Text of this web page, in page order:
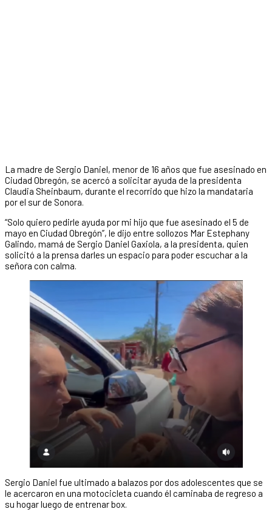
La madre de Sergio Daniel, menor de 16 años que fue asesinado en
Ciudad Obregón, se acercó a solicitar ayuda de la presidenta
Claudia Sheinbaum, durante el recorrido que hizo la mandataria
por el sur de Sonora.
“Solo quiero pedirle ayuda por mi hijo que fue asesinado el 5 de
mayo en Ciudad Obregón”, le dijo entre sollozos Mar Estephany
Galindo, mamá de Sergio Daniel Gaxiola, a la presidenta, quien
solicitó a la prensa darles un espacio para poder escuchar a la
señora con calma.
Sergio Daniel fue ultimado a balazos por dos adolescentes que se
le acercaron en una motocicleta cuando él caminaba de regreso a
su hogar luego de entrenar box.